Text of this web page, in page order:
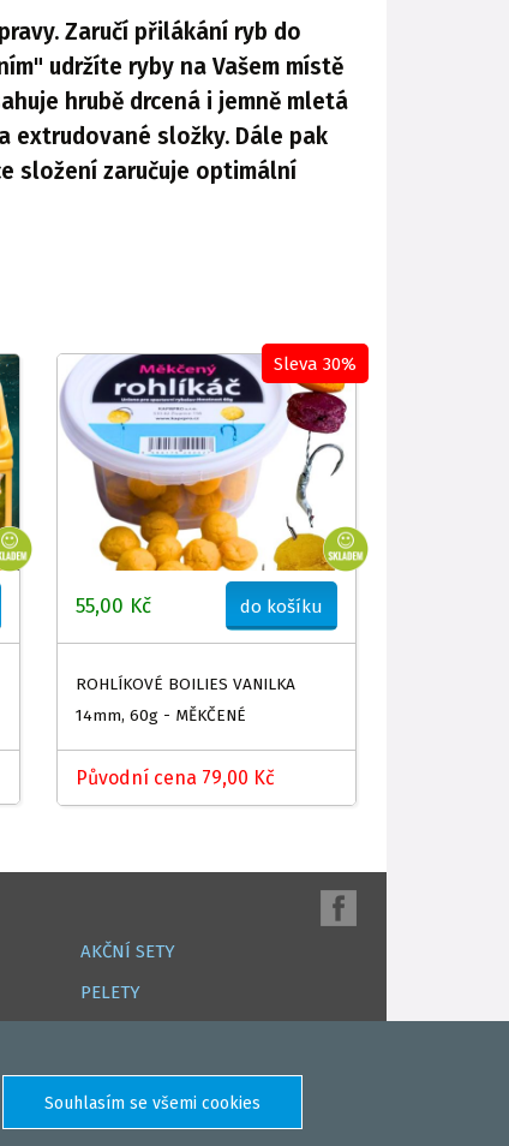
Zaručí přilákání ryb do
udržíte ryby na Vašem místě
hrubě drcená i jemně mletá
extrudované složky. Dále pak
složení zaručuje optimální
55,00 Kč do košíku
ROHLÍKOVÉ BOILIES VANILKA
14mm, 60g - MĚKČENÉ
Původní cena 79,00 Kč
Sleva 30%
AKČNÍ SETY
PELETY
VNADÍCÍ, KRMÍTKOVÉ SMĚSI
FEEDER / LEHKÁ KAPRAŘINA